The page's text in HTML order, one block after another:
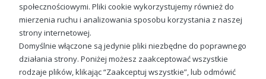
Metallicat bluza damska z kapturem
99,88 zł
społecznościowymi. Pliki cookie wykorzystujemy również do
mierzenia ruchu i analizowania sposobu korzystania z naszej
strony internetowej.
Domyślnie włączone są jedynie pliki niezbędne do poprawnego
działania strony. Poniżej możesz zaakceptować wszystkie
rodzaje plików, klikając “Zaakceptuj wszystkie”, lub odmówić